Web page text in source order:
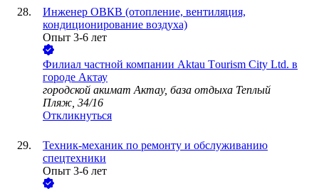
Инженер ОВКВ (отопление, вентиляция,
кондиционирование воздуха)
Опыт 3-6 лет
Филиал частной компании Aktau Tоurism City Ltd. в
городе Актау
городской акимат Актау, база отдыха Теплый
Пляж, 34/16
Откликнуться
Техник-механик по ремонту и обслуживанию
спецтехники
Опыт 3-6 лет